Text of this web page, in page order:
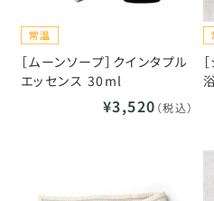
［ムーンソープ］クインタプル
エッセンス 30ml
¥3,520 （税込）